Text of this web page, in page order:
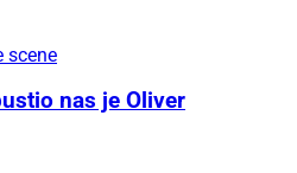
scene
nas je Oliver